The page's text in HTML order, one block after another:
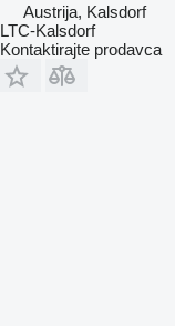
Austrija, Kalsdorf
LTC-Kalsdorf
Kontaktirajte prodavca